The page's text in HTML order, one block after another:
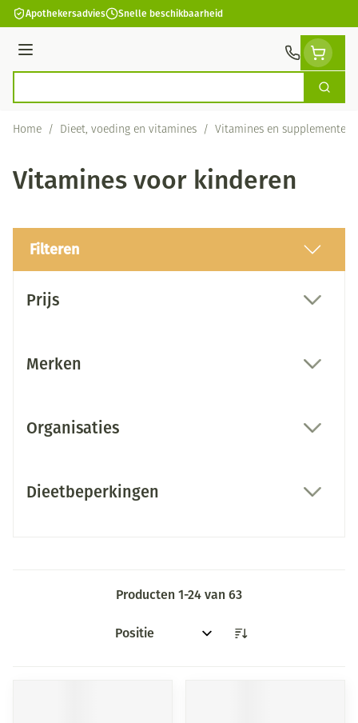
Ga naar de inhoud
Apothekersadvies Snelle beschikbaarheid
Menu
Zoek
Home / Dieet, voeding en vitamines / Vitamines en supplementen
Vitamines voor kinderen
Filteren
Prijs
Merken
Organisaties
Dieetbeperkingen
Producten 1-24 van 63
Sorteer op: